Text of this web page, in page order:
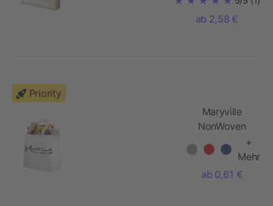
ab 2,58 €
Priority
Maryville
NonWoven
+
Mehr
ab 0,61 €